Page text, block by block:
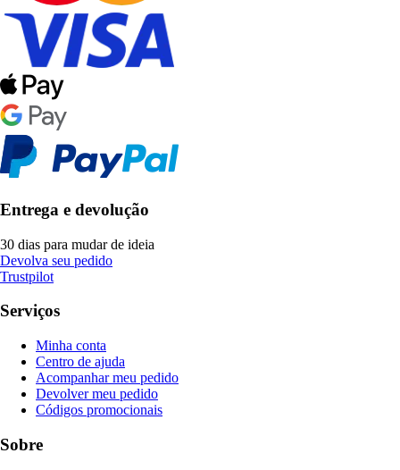
Entrega e devolução
30 dias para mudar de ideia
Devolva seu pedido
Trustpilot
Serviços
Minha conta
Centro de ajuda
Acompanhar meu pedido
Devolver meu pedido
Códigos promocionais
Sobre